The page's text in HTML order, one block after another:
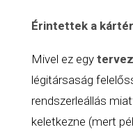
Érintettek a
Mivel ez egy
légitársaság
rendszerleállás
keletkezne (mert